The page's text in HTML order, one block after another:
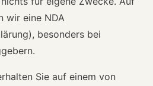
wir eine NDA
besonders bei
Sie auf einem von